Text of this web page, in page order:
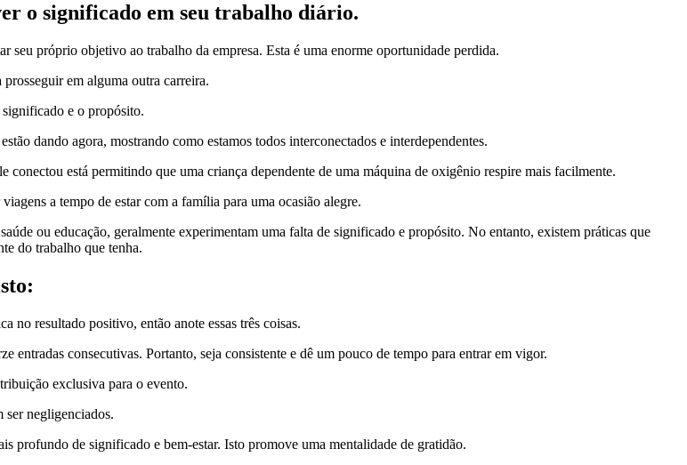
o significado em seu trabalho diário.
seu próprio objetivo ao trabalho da empresa. Esta é uma enorme oportunidade perdida.
em alguma outra carreira.
e o propósito.
dando agora, mostrando como estamos todos interconectados e interdependentes.
está permitindo que uma criança dependente de uma máquina de oxigênio respire mais facilmente.
a tempo de estar com a família para uma ocasião alegre.
ou educação, geralmente experimentam uma falta de significado e propósito. No entanto, existem práticas que
do trabalho que tenha.
no resultado positivo, então anote essas três coisas.
entradas consecutivas. Portanto, seja consistente e dê um pouco de tempo para entrar em vigor.
exclusiva para o evento.
ser negligenciados.
profundo de significado e bem-estar. Isto promove uma mentalidade de gratidão.